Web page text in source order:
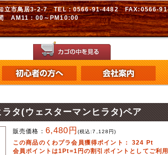
立市鳥居3-2-7 TEL：0566-91-4482 FAX:0566-
AM11：00～PM10:00
タ(ウェスターマンヒラタ)ペア
販売価格： 6,480円 (税込:7,128 円)
この商品のくわプラ会員獲得ポイント：324 Pt
会員ポイントは1Pt=1円の割引ポイントとしてご利用